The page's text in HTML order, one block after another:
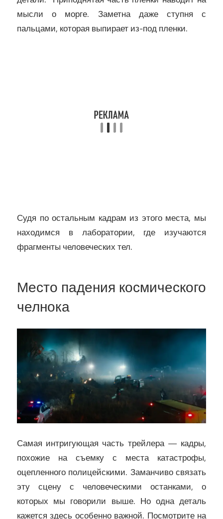
мысли о морге. Заметна даже ступня с
пальцами, которая выпирает из-под пленки.
Судя по остальным кадрам из этого места, мы
находимся в лаборатории, где изучаются
фрагменты человеческих тел.
Место падения космического
челнока
Самая интригующая часть трейлера — кадры,
похожие на съемку с места катастрофы,
оцепленного полицейскими. Заманчиво связать
эту сцену с человеческими останками, о
которых мы говорили выше. Но одна деталь
кажется здесь особенно важной. Посмотрите на